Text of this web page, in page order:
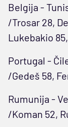
Belgija -
/Trosar 28,
Lukebakio
Portugal -
/Gedeš 58,
Rumunija -
/Koman 52,